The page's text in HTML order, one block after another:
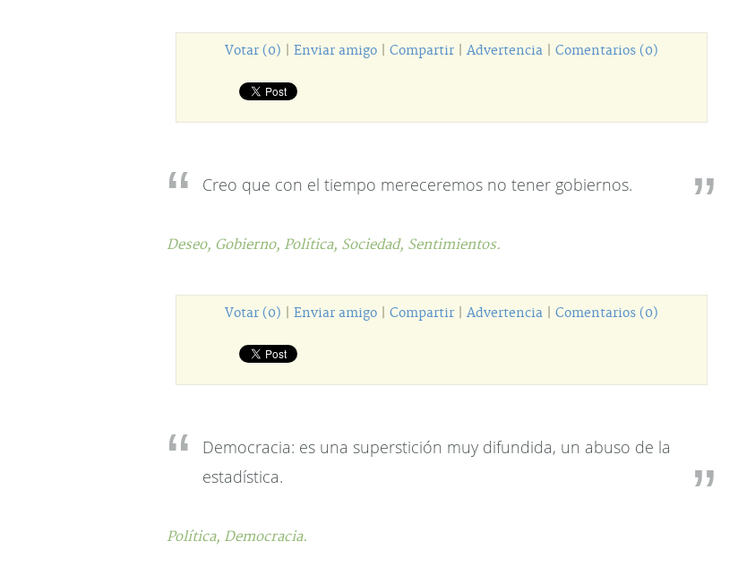
Votar (0) Enviar amigo Compartir Advertencia Comentarios (0)
Creo que con el tiempo mereceremos no tener gobiernos.
Deseo, Gobierno, Política, Sociedad, Sentimientos.
Votar (0) Enviar amigo Compartir Advertencia Comentarios (0)
Democracia: es una superstición muy difundida, un abuso de la
estadística.
Política, Democracia.